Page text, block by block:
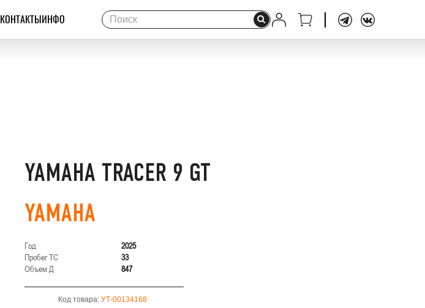
КОНТАКТЫИНФО
YAMAHA TRACER 9 GT
YAMAHA
Год
2025
Пробег ТС
33
Объем Д
847
Код товара: УТ-00134168